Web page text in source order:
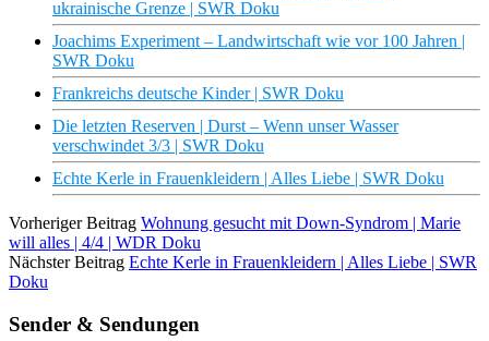
ukrainische Grenze | SWR Doku
Joachims Experiment – Landwirtschaft wie vor 100 Jahren |
SWR Doku
Frankreichs deutsche Kinder | SWR Doku
Die letzten Reserven | Durst – Wenn unser Wasser
verschwindet 3/3 | SWR Doku
Echte Kerle in Frauenkleidern | Alles Liebe | SWR Doku
Vorheriger Beitrag Wohnung gesucht mit Down-Syndrom | Marie
will alles | 4/4 | WDR Doku
Nächster Beitrag Echte Kerle in Frauenkleidern | Alles Liebe | SWR
Doku
Sender & Sendungen